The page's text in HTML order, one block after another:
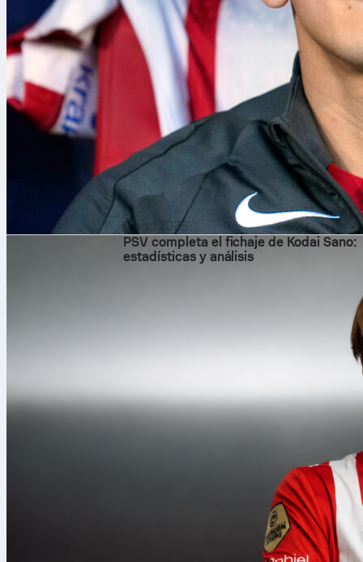
9 ago 2026
PSV completa el fichaje de Kodai Sano:
estadísticas y análisis